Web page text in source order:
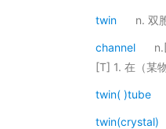
twin n. 双
channel
[T] 1. 在（某
twin( )tube
twin(crystal)